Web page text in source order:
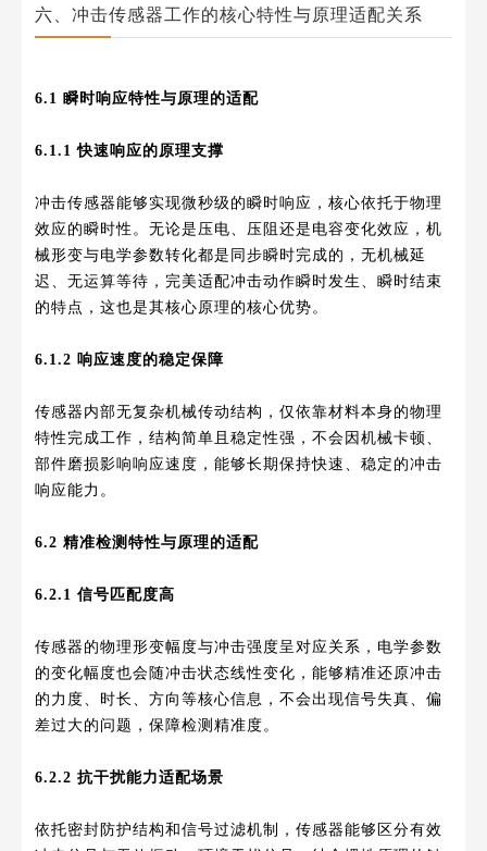
六、冲击传感器工作的核心特性与原理适配关系
6.1 瞬时响应特性与原理的适配
6.1.1 快速响应的原理支撑
冲击传感器能够实现微秒级的瞬时响应，核心依托于物理
效应的瞬时性。无论是压电、压阻还是电容变化效应，机
械形变与电学参数转化都是同步瞬时完成的，无机械延
迟、无运算等待，完美适配冲击动作瞬时发生、瞬时结束
的特点，这也是其核心原理的核心优势。
6.1.2 响应速度的稳定保障
传感器内部无复杂机械传动结构，仅依靠材料本身的物理
特性完成工作，结构简单且稳定性强，不会因机械卡顿、
部件磨损影响响应速度，能够长期保持快速、稳定的冲击
响应能力。
6.2 精准检测特性与原理的适配
6.2.1 信号匹配度高
传感器的物理形变幅度与冲击强度呈对应关系，电学参数
的变化幅度也会随冲击状态线性变化，能够精准还原冲击
的力度、时长、方向等核心信息，不会出现信号失真、偏
差过大的问题，保障检测精准度。
6.2.2 抗干扰能力适配场景
依托密封防护结构和信号过滤机制，传感器能够区分有效